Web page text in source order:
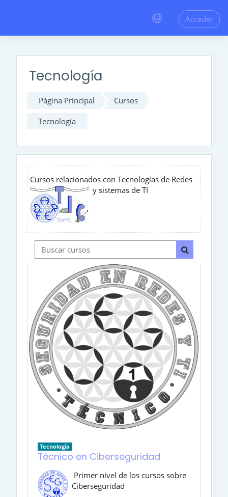
Acceder
Tecnología
Página Principal Cursos
Tecnología
Cursos relacionados con Tecnologías de Redes
y sistemas de TI
Buscar cursos
Buscar
Tecnología
Técnico en Ciberseguridad
Primer nivel de los cursos sobre
Ciberseguridad